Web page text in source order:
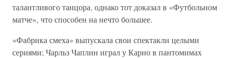
талантливого танцора, однако тот доказал в «Футбольном
матче», что способен на нечто большее.
«Фабрика смеха» выпускала свои спектакли целыми
сериями; Чарльз Чаплин играл у Карно в пантомимах